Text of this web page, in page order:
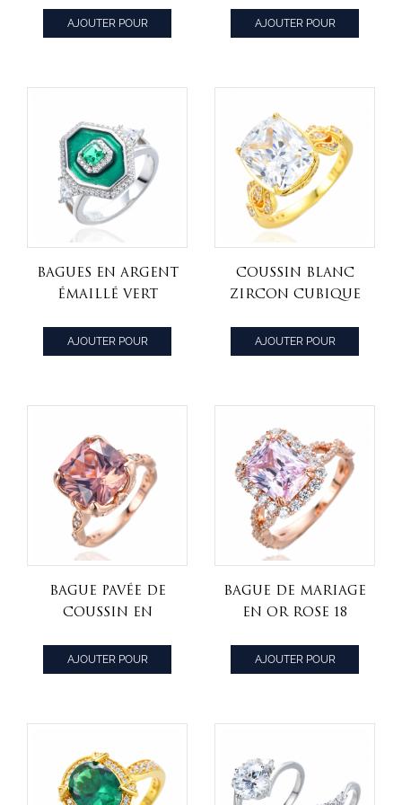
simulée verte
émeraude ronde
AJOUTER POUR
saphir bleu pour
accessoires de
AJOUTER POUR
Bagues en argent
émaillé vert
AJOUTER POUR
Coussin blanc
zircon cubique
bague en argent
sterling 8ctw
AJOUTER POUR
Bague pavée de
coussin en
avec morganite
simulée et
AJOUTER POUR
Bague de mariage
en or rose 18
diamant rose et
zircon cubique
sur argent
AJOUTER POUR